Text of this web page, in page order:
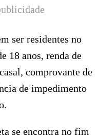
ser residentes no
18 anos, renda de
comprovante de
de impedimento
se encontra no fim